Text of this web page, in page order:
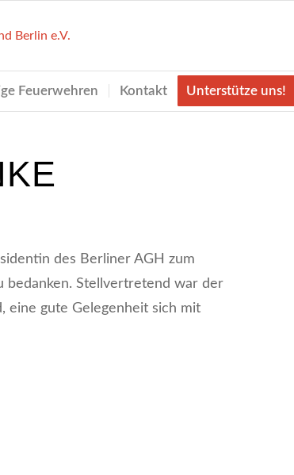
Feuerwehren Kontakt Unterstütze uns!
des Berliner AGH zum
bedanken. Stellvertretend war der
eine gute Gelegenheit sich mit